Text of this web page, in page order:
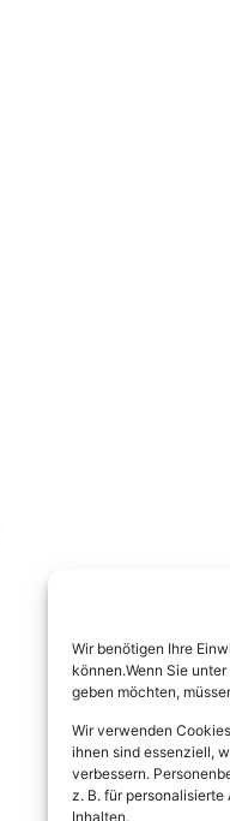
Wir benötigen Ihre
können.Wenn Sie
geben möchten,
Wir verwenden
ihnen sind essenziell,
verbessern.
z. B. für
Inhalten.